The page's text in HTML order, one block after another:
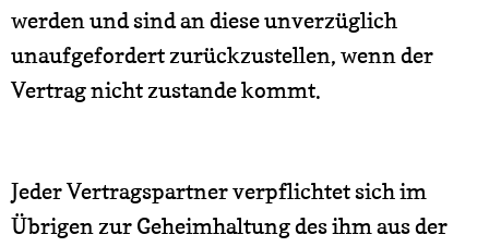
werden und sind an diese unverzüglich
unaufgefordert zurückzustellen, wenn der
Vertrag nicht zustande kommt.
Jeder Vertragspartner verpflichtet sich im
Übrigen zur Geheimhaltung des ihm aus der